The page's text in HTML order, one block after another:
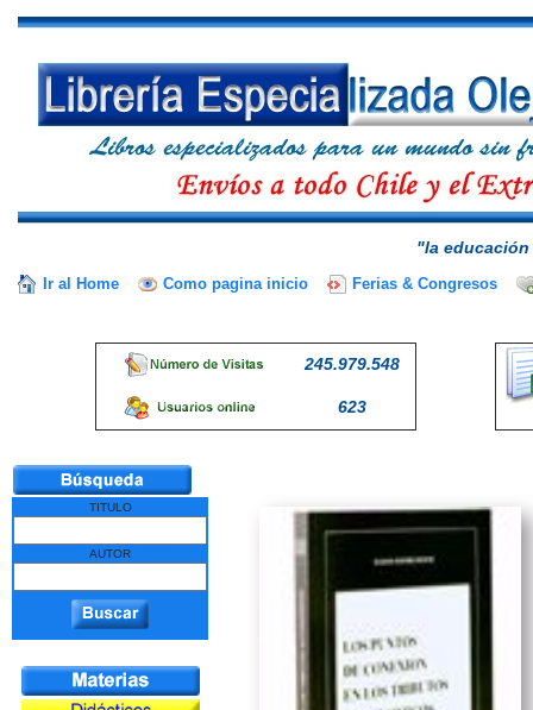
"la
Ir al Home Como pagina inicio Ferias & Congresos
245.979.548
623
TITULO
AUTOR